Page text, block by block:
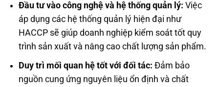
Đầu tư vào công nghệ và hệ thống quản lý: Việc
áp dụng các hệ thống quản lý hiện đại như
HACCP sẽ giúp doanh nghiệp kiểm soát tốt quy
trình sản xuất và nâng cao chất lượng sản phẩm.
Duy trì mối quan hệ tốt với đối tác: Đảm bảo
nguồn cung ứng nguyên liệu ổn định và chất